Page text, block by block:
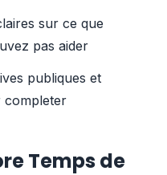
sur ce que
pas aider
publiques et
completer
Temps de